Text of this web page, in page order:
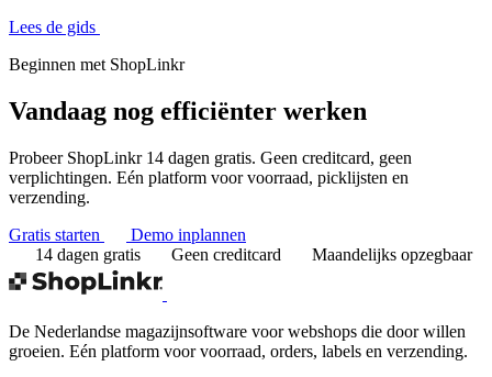
Lees de gids
Beginnen met ShopLinkr
Vandaag nog efficiënter werken
Probeer ShopLinkr 14 dagen gratis. Geen creditcard, geen
verplichtingen. Eén platform voor voorraad, picklijsten en
verzending.
Gratis starten
Demo inplannen
14 dagen gratis
Geen creditcard Maandelijks opzegbaar
De Nederlandse magazijnsoftware voor webshops die door willen
groeien. Eén platform voor voorraad, orders, labels en verzending.